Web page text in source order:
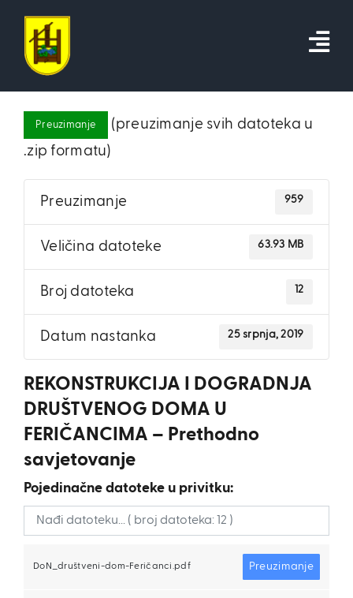
content
Preuzimanje
(preuzimanje svih datoteka u
.zip formatu)
Preuzimanje 959
Veličina datoteke 63.93 MB
Broj datoteka 12
Datum nastanka 25 srpnja, 2019
REKONSTRUKCIJA I DOGRADNJA
DRUŠTVENOG DOMA U
FERIČANCIMA – Prethodno
savjetovanje
Pojedinačne datoteke u privitku:
DoN_društveni-dom-Feričanci.pdf Preuzimanje